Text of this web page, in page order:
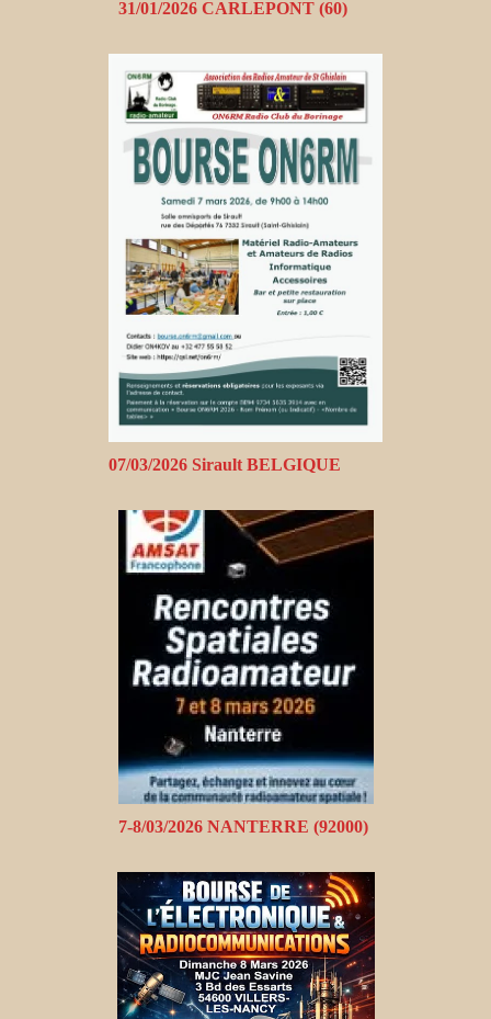
31/01/2026 CARLEPONT (60)
07/03/2026 Sirault BELGIQUE
7-8/03/2026 NANTERRE (92000)